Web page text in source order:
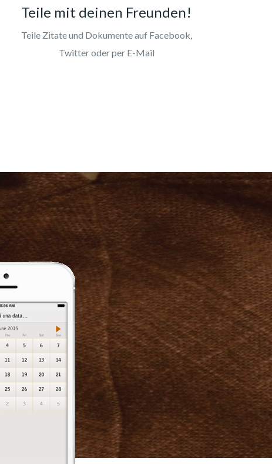
Teile mit deinen Freunden!
Teile Zitate und Dokumente auf Facebook,
Twitter oder per E-Mail